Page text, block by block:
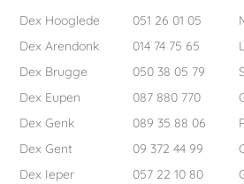
Dex Hooglede 051 26 01 05
Dex Arendonk
014 74 75 65
Dex Brugge
050 38 05 79
Dex Eupen
087 880 770
Dex Genk
089 35 88 06
Dex Gent
09 372 44 99
Dex Ieper
057 22 10 80